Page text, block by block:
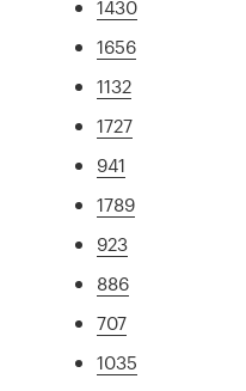
1430
1656
1132
1727
941
1789
923
886
707
1035